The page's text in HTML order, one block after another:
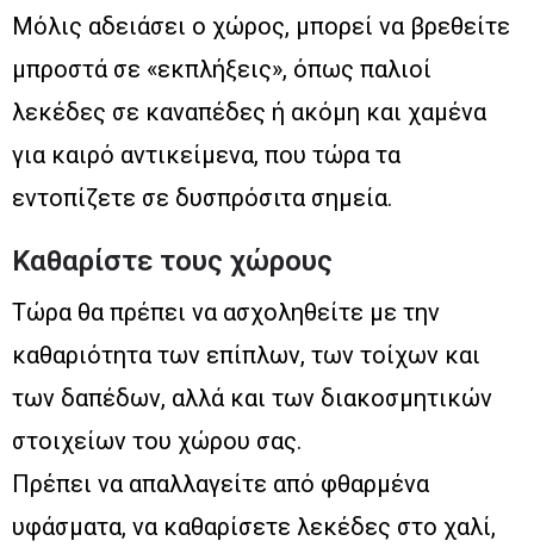
Μόλις αδειάσει ο χώρος, μπορεί να βρεθείτε
μπροστά σε «εκπλήξεις», όπως παλιοί
λεκέδες σε καναπέδες ή ακόμη και χαμένα
για καιρό αντικείμενα, που τώρα τα
εντοπίζετε σε δυσπρόσιτα σημεία.
Καθαρίστε τους χώρους
Τώρα θα πρέπει να ασχοληθείτε με την
καθαριότητα των επίπλων, των τοίχων και
των δαπέδων, αλλά και των διακοσμητικών
στοιχείων του χώρου σας.
Πρέπει να απαλλαγείτε από φθαρμένα
υφάσματα, να καθαρίσετε λεκέδες στο χαλί,